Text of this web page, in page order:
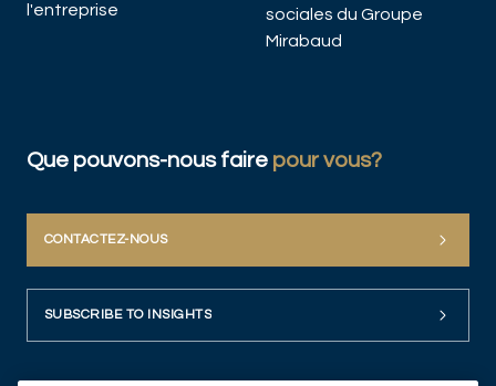
l'entreprise
sociales du Groupe
Mirabaud
Que pouvons-nous faire pour vous?
CONTACTEZ-NOUS
SUBSCRIBE TO INSIGHTS